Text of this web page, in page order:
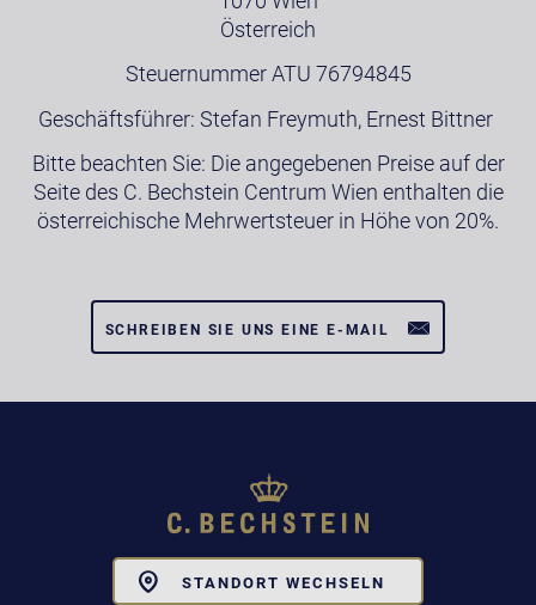
Österreich
Steuernummer ATU 76794845
Geschäftsführer: Stefan Freymuth, Ernest Bittner
Bitte beachten Sie: Die angegebenen Preise auf der
Seite des C. Bechstein Centrum Wien enthalten die
österreichische Mehrwertsteuer in Höhe von 20%.
SCHREIBEN SIE UNS EINE E-MAIL
STANDORT WECHSELN